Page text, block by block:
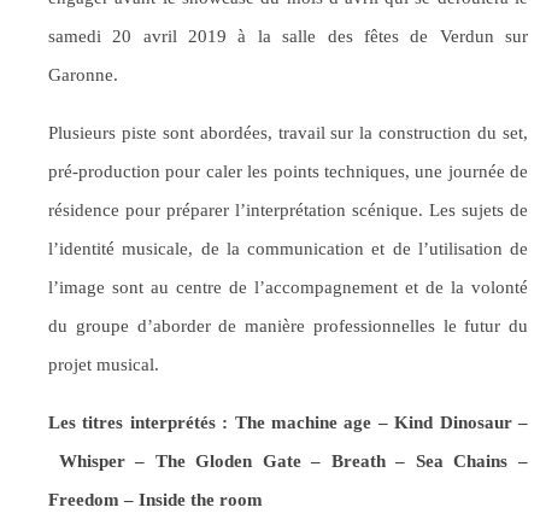
samedi 20 avril 2019 à la salle des fêtes de Verdun sur
Garonne.
Plusieurs piste sont abordées, travail sur la construction du set,
pré-production pour caler les points techniques, une journée de
résidence pour préparer l’interprétation scénique. Les sujets de
l’identité musicale, de la communication et de l’utilisation de
l’image sont au centre de l’accompagnement et de la volonté
du groupe d’aborder de manière professionnelles le futur du
projet musical.
Les titres interprétés : The machine age – Kind Dinosaur –
Whisper– TheGloden Gate – Breath – Sea Chains –
Freedom – Inside the room